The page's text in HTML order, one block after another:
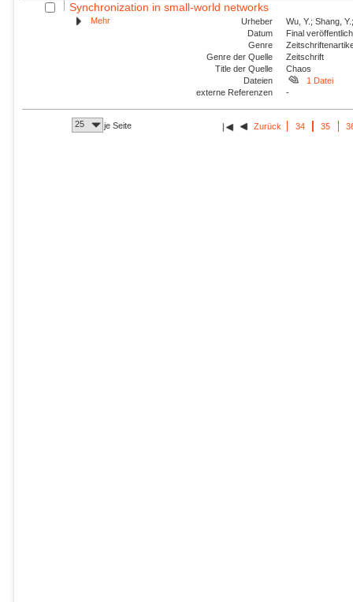
Synchronization in small-world networks
Mehr Urheber
Wu, Y.; Shang,
Datum
Final
Genre
Genre der Quelle
Zeitschrift
Title der Quelle
Chaos
Dateien
1 Datei
externe Referenzen
-
25 je Seite Zurück 34 35